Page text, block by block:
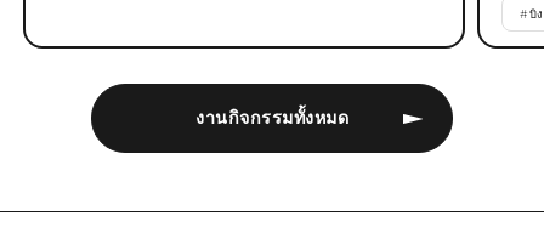
งานกิจกรรมทั้งหมด
#บิ